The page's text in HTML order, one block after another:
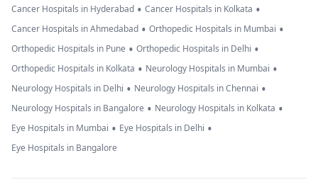
Cancer Hospitals in Hyderabad • Cancer Hospitals in Kolkata •
Cancer Hospitals in Ahmedabad • Orthopedic Hospitals in Mumbai •
Orthopedic Hospitals in Pune • Orthopedic Hospitals in Delhi •
Orthopedic Hospitals in Kolkata • Neurology Hospitals in Mumbai •
Neurology Hospitals in Delhi • Neurology Hospitals in Chennai •
Neurology Hospitals in Bangalore • Neurology Hospitals in Kolkata •
Eye Hospitals in Mumbai • Eye Hospitals in Delhi •
Eye Hospitals in Bangalore